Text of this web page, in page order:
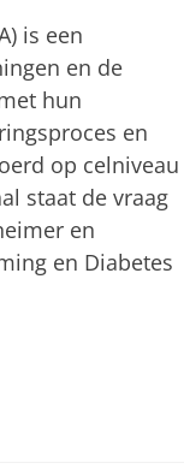
is een
en de
hun
en
op celniveau
staat de vraag
en
en Diabetes